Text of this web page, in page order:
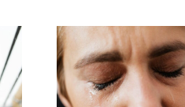
il
de
les
Rendez-vous
un